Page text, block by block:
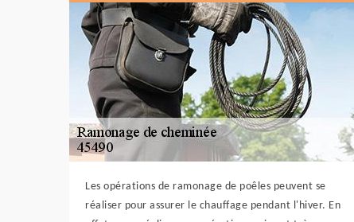
Les opérations de ramonage de poêles peuvent se
réaliser pour assurer le chauffage pendant l'hiver. En